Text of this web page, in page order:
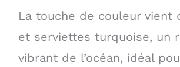
La touche de couleur vient
et serviettes turquoise, un
vibrant de l’océan, idéal